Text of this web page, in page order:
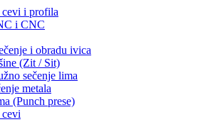
cevi i profila
i CNC
i obradu ivica
(Zit / Sit)
sečenje lima
metala
(Punch prese)